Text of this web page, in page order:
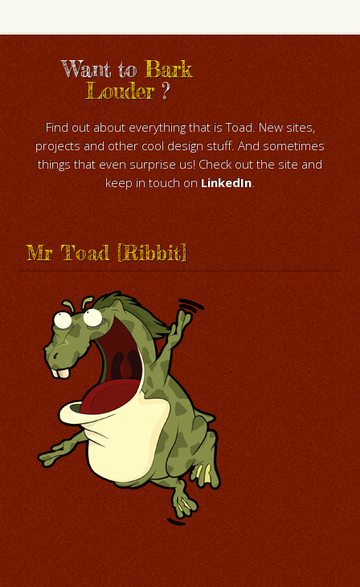
Want toBark
Louder?
Find out about everything that is Toad. New sites,
projects and other cool design stuff. And sometimes
things that even surprise us! Check out the site and
keep in touch on LinkedIn.
Mr Toad [Ribbit]